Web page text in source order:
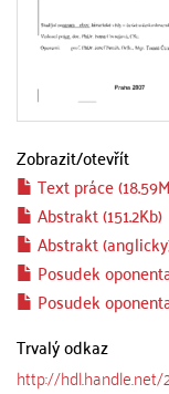
Zobrazit/otevřít
Text práce
Abstrakt (151.2Kb)
Abstrakt
Posudek
Posudek
Trvalý odkaz
http://hdl.handle.net/